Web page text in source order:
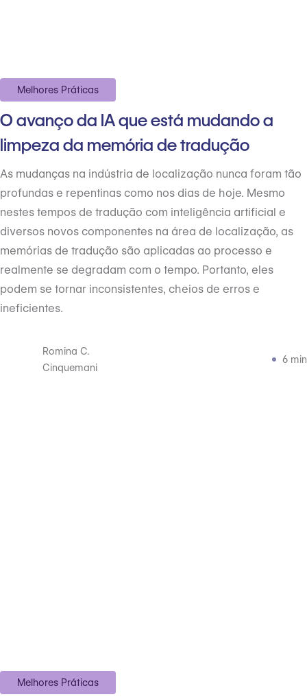
Melhores Práticas
O avanço da IA que está mudando a
limpeza da memória de tradução
As mudanças na indústria de localização nunca foram tão
profundas e repentinas como nos dias de hoje. Mesmo
nestes tempos de tradução com inteligência artificial e
diversos novos componentes na área de localização, as
memórias de tradução são aplicadas ao processo e
realmente se degradam com o tempo. Portanto, eles
podem se tornar inconsistentes, cheios de erros e
ineficientes.
Romina C.
Cinquemani
6 min
Melhores Práticas